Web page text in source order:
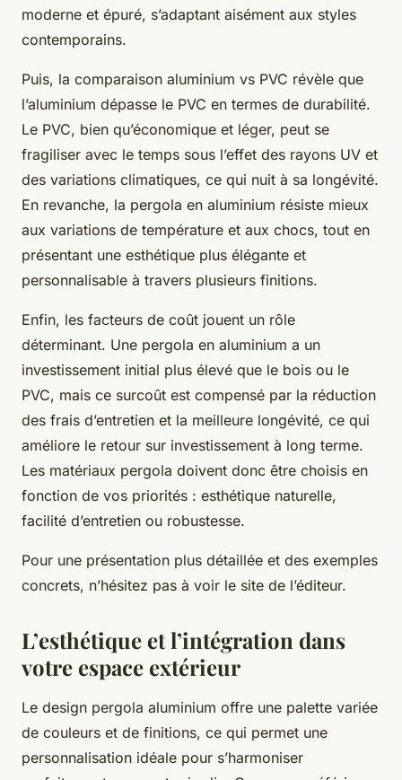
moderne et épuré, s’adaptant aisément aux styles
contemporains.
Puis, la comparaison aluminium vs PVC révèle que
l’aluminium dépasse le PVC en termes de durabilité.
Le PVC, bien qu’économique et léger, peut se
fragiliser avec le temps sous l’effet des rayons UV et
des variations climatiques, ce qui nuit à sa longévité.
En revanche, la pergola en aluminium résiste mieux
aux variations de température et aux chocs, tout en
présentant une esthétique plus élégante et
personnalisable à travers plusieurs finitions.
Enfin, les facteurs de coût jouent un rôle
déterminant. Une pergola en aluminium a un
investissement initial plus élevé que le bois ou le
PVC, mais ce surcoût est compensé par la réduction
des frais d’entretien et la meilleure longévité, ce qui
améliore le retour sur investissement à long terme.
Les matériaux pergola doivent donc être choisis en
fonction de vos priorités : esthétique naturelle,
facilité d’entretien ou robustesse.
Pour une présentation plus détaillée et des exemples
concrets, n’hésitez pas à voir le site de l’éditeur.
L’esthétique et l’intégration dans
votre espace extérieur
Le design pergola aluminium offre une palette variée
de couleurs et de finitions, ce qui permet une
personnalisation idéale pour s’harmoniser